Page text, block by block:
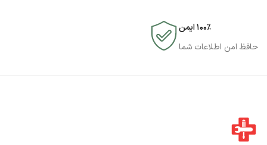
۱۰۰٪ ایمن
حافظ امن اطلاعات شما